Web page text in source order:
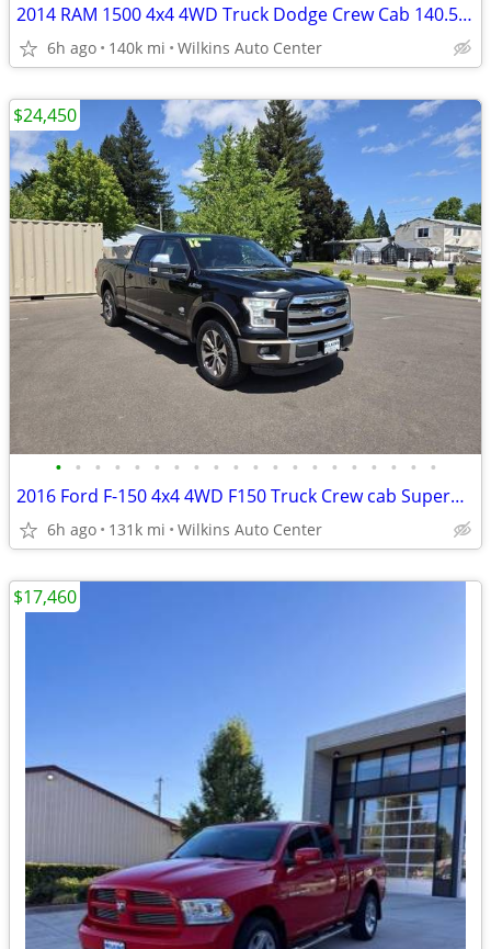
2014 RAM 1500 4x4 4WD Truck Dodge Crew Cab 140.5 Longhorn Crew Pickup
6h ago 140k mi Wilkins Auto Center
• • • • • • • • • • • • • • • • • • • •
2016 Ford F-150 4x4 4WD F150 Truck Crew cab SuperCrew 145 XLT Crew Pi
6h ago 131k mi Wilkins Auto Center
$24,450
$17,460